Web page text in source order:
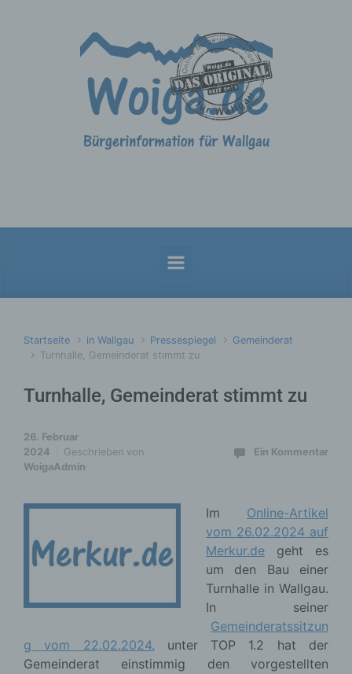
Startseite in Wallgau Pressespiegel
Gemeinderat
Turnhalle, Gemeinderat stimmt zu
Turnhalle, Gemeinderat stimmt zu
26. Februar
2024
Geschrieben von
WoigaAdmin
Ein Kommentar
Im Online-Artikel
vom 26.02.2024 auf
Merkur.de geht es
um den Bau einer
Turnhalle in Wallgau.
In seiner
Gemeinderatssitzun
g vom 22.02.2024. unter TOP 1.2 hat der
Gemeinderat einstimmig den vorgestellten